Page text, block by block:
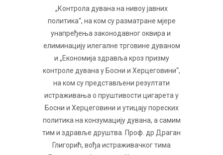
„Контрола дувана на нивоу јавних
политика“, на ком су разматране мјере
унапређења законодавног оквира и
елиминацију илегалне трговине дуваном
и „Економија здравља кроз призму
контроле дувана у Босни и Херцеговини“,
на ком су представљени резултати
истраживања о пруштивости цигарета у
Босни и Херцеговини и утицају пореских
политика на конзумацију дувана, а самим
тим и здравље друштва. Проф. др Драган
Глигорић, вођа истраживачког тима